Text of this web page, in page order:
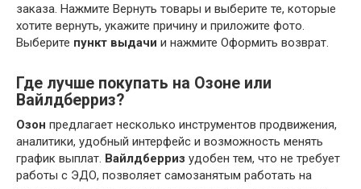
заказа. Нажмите Вернуть товары и выберите те, которые
хотите вернуть, укажите причину и приложите фото.
Выберите пункт выдачи и нажмите Оформить возврат.
Где лучше покупать на Озоне или
Вайлдберриз?
Озон предлагает несколько инструментов продвижения,
аналитики, удобный интерфейс и возможность менять
график выплат. Вайлдберриз удобен тем, что не требует
работы с ЭДО, позволяет самозанятым работать на